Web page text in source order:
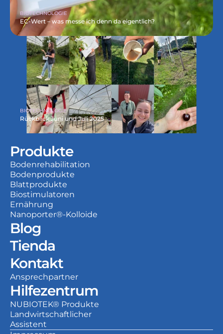
BIOTECHNOLOGIE
EC-Wert – was messe ich denn da eigentlich?
BIOTECHNOLOGIE
Rückblick Juni und Juli 2025
Produkte
Bodenrehabilitation
Bodenprodukte
Blattprodukte
Biostimulatoren
Ernährung
Nanoporter®-Kolloide
Hilfezentrum
NUBIOTEK® Produkte
Landwirtschaftlicher
Assistent
Kontakt
Ansprechpartner
Blog
Tienda